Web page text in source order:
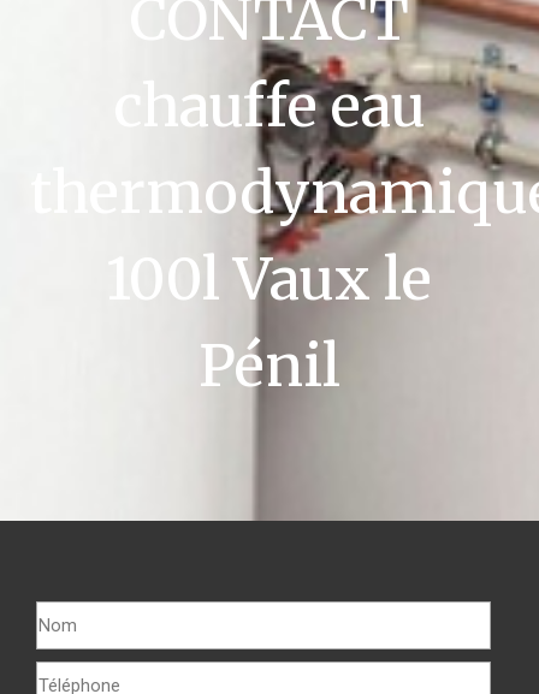
CONTACT
chauffe eau
100l Vaux le
Pénil